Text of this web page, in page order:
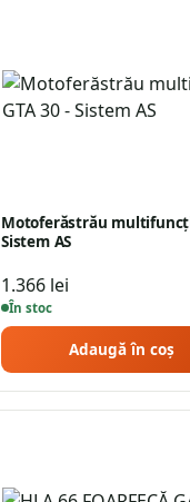
Motoferăstrău
Sistem AS
1.366 lei
În stoc
Adaugă în coș